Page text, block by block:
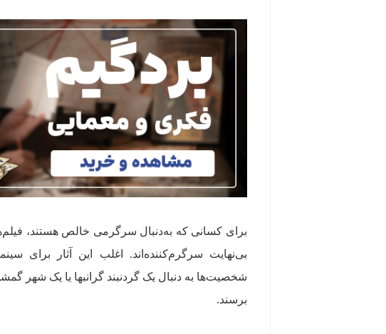
برای کسانی که به‌دنبال سرگرمی خالص هستند،
بی‌نهایت سرگرم‌کننده‌اند. اغلب این آثار برای
شخصیت‌ها به دنبال یک گردنبند گرانبها یا یک شهر
برسند.